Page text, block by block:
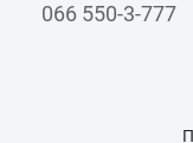
Особенности
из скважины, но и ее
066 550-3-777